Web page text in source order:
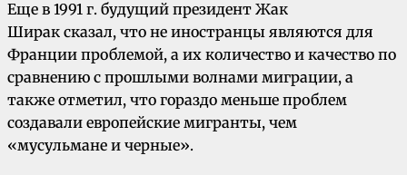
Еще в 1991 г. будущий президент Жак
Ширак сказал, что не иностранцы являются для
Франции проблемой, а их количество и качество по
сравнению с прошлыми волнами миграции, а
также отметил, что гораздо меньше проблем
создавали европейские мигранты, чем
«мусульмане и черные».